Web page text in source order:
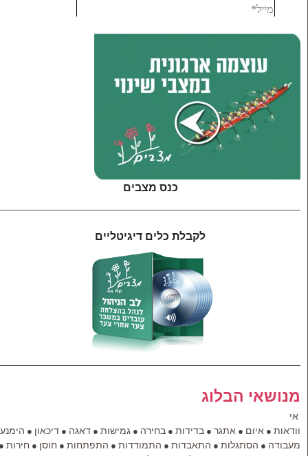
כנס מצבים
לקבלת כלים דיגיטליים
מנושאי הבלוג
אי
וודאות ● איום ● אתגר ● בדידות ● בחירה ● גמישות ● דאגה ● דיכאון ●
מעבודה ● הסתגלות ● התאבדות ● התמודדות ● התפתחות ● חוסן ● חירות